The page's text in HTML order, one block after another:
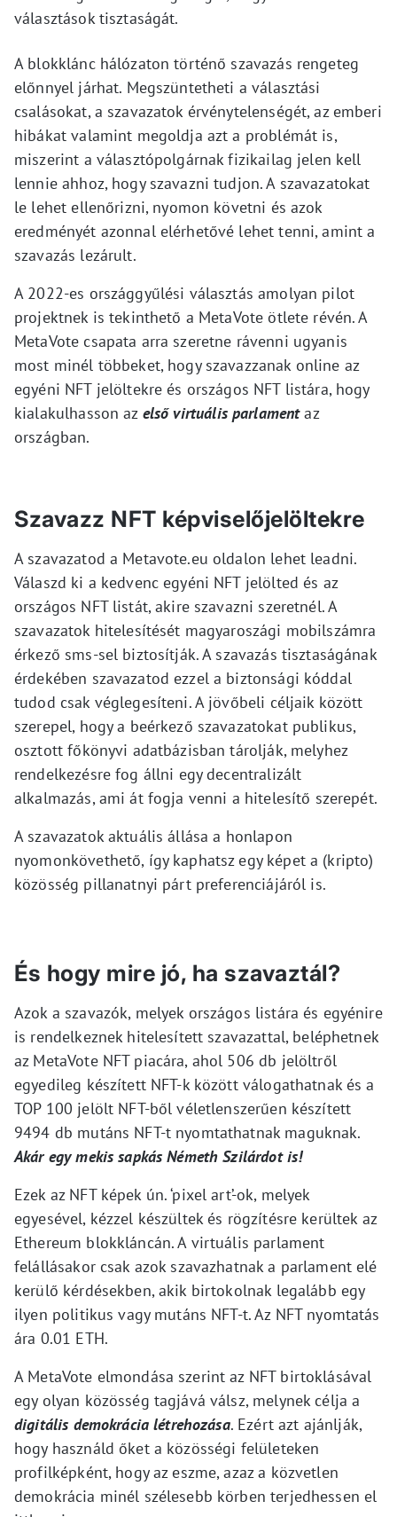
választások tisztaságát.
A blokklánc hálózaton történő szavazás rengeteg
előnnyel járhat. Megszüntetheti a választási
csalásokat, a szavazatok érvénytelenségét, az emberi
hibákat valamint megoldja azt a problémát is,
miszerint a választópolgárnak fizikailag jelen kell
lennie ahhoz, hogy szavazni tudjon. A szavazatokat
le lehet ellenőrizni, nyomon követni és azok
eredményét azonnal elérhetővé lehet tenni, amint a
szavazás lezárult.
A 2022-es országgyűlési választás amolyan pilot
projektnek is tekinthető a MetaVote ötlete révén. A
MetaVote csapata arra szeretne rávenni ugyanis
most minél többeket, hogy szavazzanak online az
egyéni NFT jelöltekre és országos NFT listára, hogy
kialakulhasson az első virtuális parlamentaz
országban.
Szavazz NFT képviselőjelöltekre
A szavazatod a Metavote.eu oldalon lehet leadni.
Válaszd ki a kedvenc egyéni NFT jelölted és az
országos NFT listát, akire szavazni szeretnél. A
szavazatok hitelesítését magyaroszági mobilszámra
érkező sms-sel biztosítják. A szavazás tisztaságának
érdekében szavazatod ezzel a biztonsági kóddal
tudod csak véglegesíteni. A jövőbeli céljaik között
szerepel, hogy a beérkező szavazatokat publikus,
osztott főkönyvi adatbázisban tárolják, melyhez
rendelkezésre fog állni egy decentralizált
alkalmazás, ami át fogja venni a hitelesítő szerepét.
A szavazatok aktuális állása a honlapon
nyomonkövethető, így kaphatsz egy képet a (kripto)
közösség pillanatnyi párt preferenciájáról is.
És hogy mire jó, ha szavaztál?
Azok a szavazók, melyek országos listára és egyénire
is rendelkeznek hitelesített szavazattal, beléphetnek
az MetaVote NFT piacára, ahol 506 db jelöltről
egyedileg készített NFT-k között válogathatnak és a
TOP 100 jelölt NFT-ből véletlenszerűen készített
9494 db mutáns NFT-t nyomtathatnak maguknak.
Akár egy mekis sapkás Németh Szilárdot is!
Ezek az NFT képek ún. ‘pixel art’-ok, melyek
egyesével, kézzel készültek és rögzítésre kerültek az
Ethereum blokkláncán. A virtuális parlament
felállásakor csak azok szavazhatnak a parlament elé
kerülő kérdésekben, akik birtokolnak legalább egy
ilyen politikus vagy mutáns NFT-t. Az NFT nyomtatás
ára 0.01 ETH.
A MetaVote elmondása szerint az NFT birtoklásával
egy olyan közösség tagjává válsz, melynek célja a
digitális demokrácia létrehozása. Ezért azt ajánlják,
hogy használd őket a közösségi felületeken
profilképként, hogy az eszme, azaz a közvetlen
demokrácia minél szélesebb körben terjedhessen el